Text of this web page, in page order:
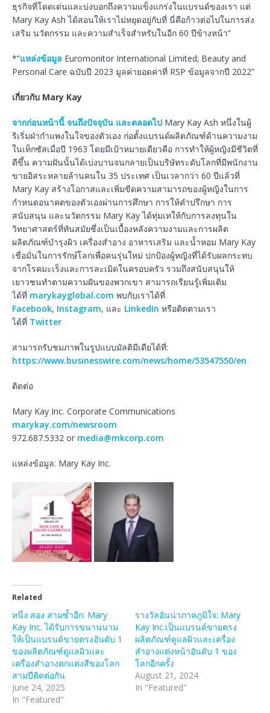
ธุรกิจที่โดดเด่นและบ่งบอกถึงความแข็งแกร่งในแบรนด์ของเรา แต่
Mary Kay Ash ได้สอนให้เราไม่หยุดอยู่กับที่ นี่คือก้าวต่อไปในการส่ง
เสริม นวัตกรรม และความสำเร็จสำหรับในอีก 60 ปีข้างหน้า”
*”แหล่งข้อมูล Euromonitor International Limited; Beauty and
Personal Care ฉบับปี 2023 มูลค่ายอดค่าที่ RSP ข้อมูลจากปี 2022”
เกี่ยวกับ Mary Kay
จากก่อนหน้านี้ จนถึงปัจจุบัน และตลอดไป Mary Kay Ash หนึ่งในผู้
ริเริ่มฝ่ากำแพงในใจของตัวเอง ก่อตั้งแบรนด์ผลิตภัณฑ์ด้านความงาม
ในเท็กซัสเมื่อปี 1963 โดยมีเป้าหมายเดียวคือ การทำให้ผู้หญิงมีชีวิตที่
ดีขึ้น ความฝันนั้นได้เบ่งบานจนกลายเป็นบริษัทระดับโลกที่มีพนักงาน
ขายอิสระหลายล้านคนใน 35 ประเทศ เป็นเวลากว่า 60 ปีแล้วที่
Mary Kay สร้างโอกาสและเพิ่มขีดความสามารถของผู้หญิงในการ
กำหนดอนาคตของตัวเองผ่านการศึกษา การให้คำปรึกษา การ
สนับสนุน และนวัตกรรม Mary Kay ได้ทุ่มเทให้กับการลงทุนใน
วิทยาศาสตร์ที่ทันสมัยซึ่งเป็นเบื้องหลังความงามและการผลิต
ผลิตภัณฑ์บำรุงผิว เครื่องสำอาง อาหารเสริม และน้ำหอม Mary Kay
เชื่อมั่นในการรักษ์โลกเพื่อคนรุ่นใหม่ ปกป้องผู้หญิงที่ได้รับผลกระทบ
จากโรคมะเร็งและการละเมิดในครอบครัว รวมถึงสนับสนุนให้
เยาวชนทำตามความฝันของพวกเขา สามารถเรียนรู้เพิ่มเติม
ได้ที่ marykayglobal.com พบกับเราได้ที่
Facebook, Instagram, และ LinkedIn หรือติดตามเรา
ได้ที่ Twitter
สามารถรับชมภาพในรูปแบบมัลติมีเดียได้ที่:
https://www.businesswire.com/news/home/53547550/en
ติดต่อ
Mary Kay Inc. Corporate Communications
marykay.com/newsroom
972.687.5332 or media@mkcorp.com
แหล่งข้อมูล: Mary Kay Inc.
Related
หนึ่ง สอง สามซ้ำอีก: Mary
Kay Inc. ได้รับการขนานนาม
ให้เป็นแบรนด์ขายตรงอันดับ 1
ของผลิตภัณฑ์ดูแลผิวและ
เครื่องสำอางตกแต่งสีของโลก
สามปีติดต่อกัน
June 24, 2025
In "Featured"
รางวัลอันน่าภาคภูมิใจ: Mary
Kay Inc.เป็นแบรนด์ขายตรง
ผลิตภัณฑ์ดูแลผิวและเครื่อง
สำอางแต่งหน้าอันดับ 1 ของ
โลกอีกครั้ง
August 21, 2024
In "Featured"